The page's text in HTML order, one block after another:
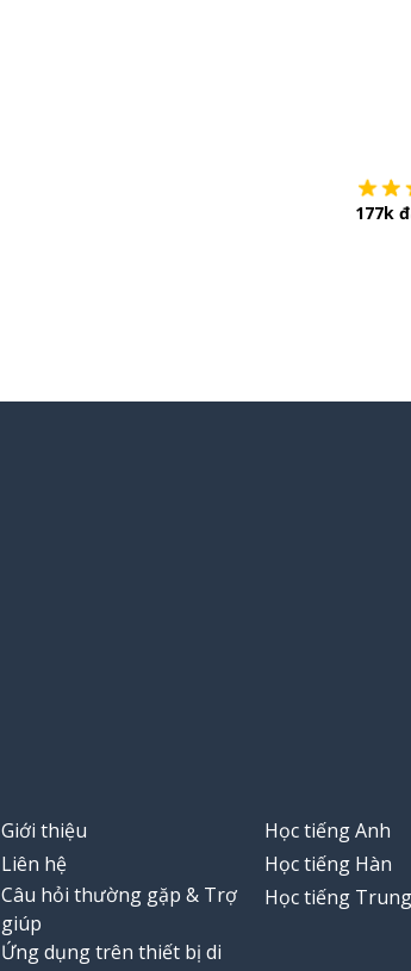
177k
Giới thiệu
Liên hệ
Câu hỏi thường gặp & Trợ
giúp
Ứng dụng trên thiết bị di
Học tiếng Anh
Học tiếng Hàn
Học tiếng Trung